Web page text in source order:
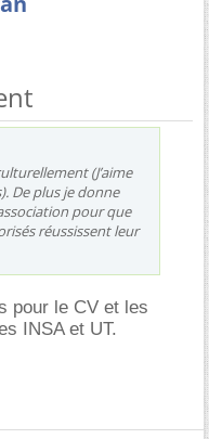
(J’aime
De plus je donne
pour que
réussissent leur
pour le CV et les
INSA et UT.